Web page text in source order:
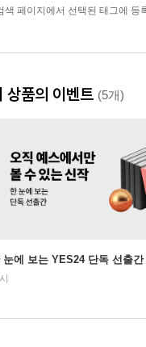
색 페이지에서 선택된 태그에
상품의 이벤트 (5개)
눈에 보는 YES24 단독 선출간